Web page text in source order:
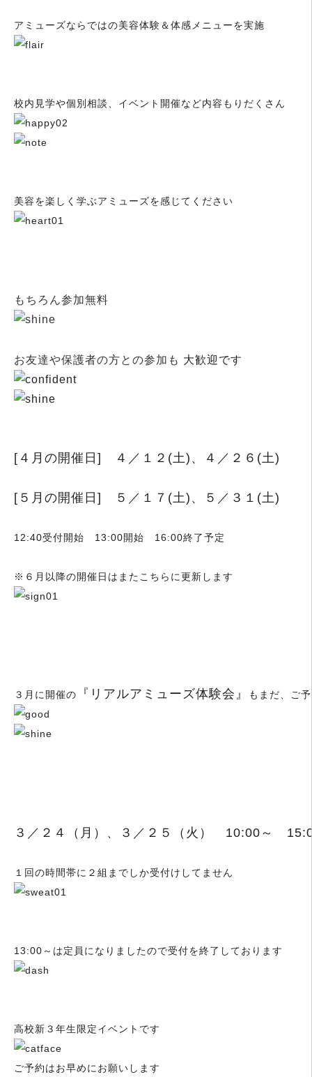
アミューズならではの美容体験＆体感メニューを実施
校内見学や個別相談、イベント開催など内容もりだくさん
美容を楽しく学ぶアミューズを感じてください
もちろん参加無料
お友達や保護者の方との参加も 大歓迎です
[４月の開催日] ４／１２(土)、４／２６(土)
[５月の開催日] ５／１７(土)、５／３１(土)
12:40受付開始 13:00開始 16:00終了予定
※６月以降の開催日はまたこちらに更新します
３月に開催の 『リアルアミューズ体験会』 もまだ、ご
３／２４（月）、３／２５（火） 10:00～
１回の時間帯に２組までしか受付けしてません
13:00～は定員になりましたので受付を終了しております
高校新３年生限定イベントです
ご予約はお早めにお願いします